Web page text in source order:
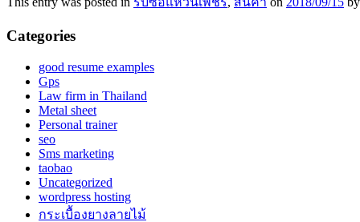
Categories
good resume examples
Gps
Law firm in Thailand
Metal sheet
Personal trainer
seo
Sms marketing
taobao
Uncategorized
wordpress hosting
กระเบื้องยางลายไม้